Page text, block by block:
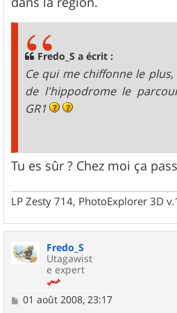
Fredo_S a écrit :
Ce qui me chiffonne le
de l'hippodrome le
GR1
Tu es sûr ? Chez moi ça
LP Zesty 714, PhotoExplorer 3D
Fredo_S
Utagawist
e expert
M
01 août 2008, 23:17